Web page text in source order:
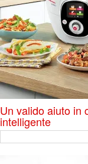
Un valido aiuto in
intelligente